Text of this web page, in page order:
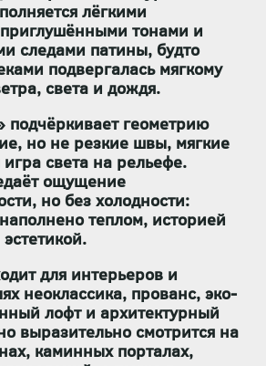
лёгкими
приглушёнными тонами и
следами патины, будто
подвергалась мягкому
света и дождя.
подчёркивает геометрию
но не резкие швы, мягкие
света на рельефе.
ощущение
но без холодности:
теплом, историей
.
для интерьеров и
неоклассика, прованс, эко-
лофт и архитектурный
выразительно смотрится на
каминных порталах,